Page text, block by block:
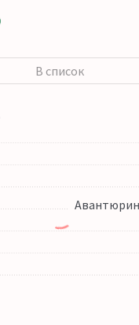
В список